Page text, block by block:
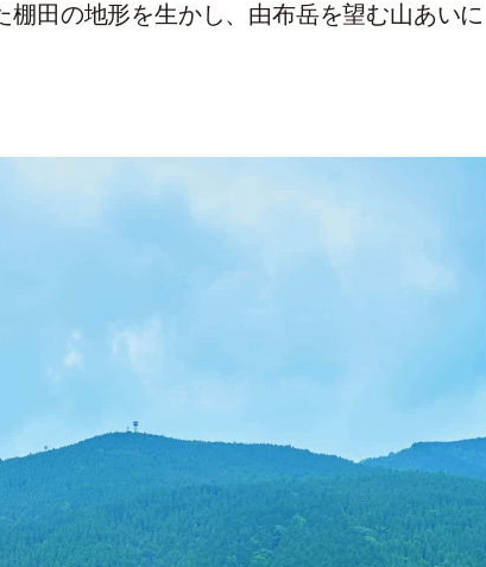
棚田の地形を生かし、由布岳を望む山あいに